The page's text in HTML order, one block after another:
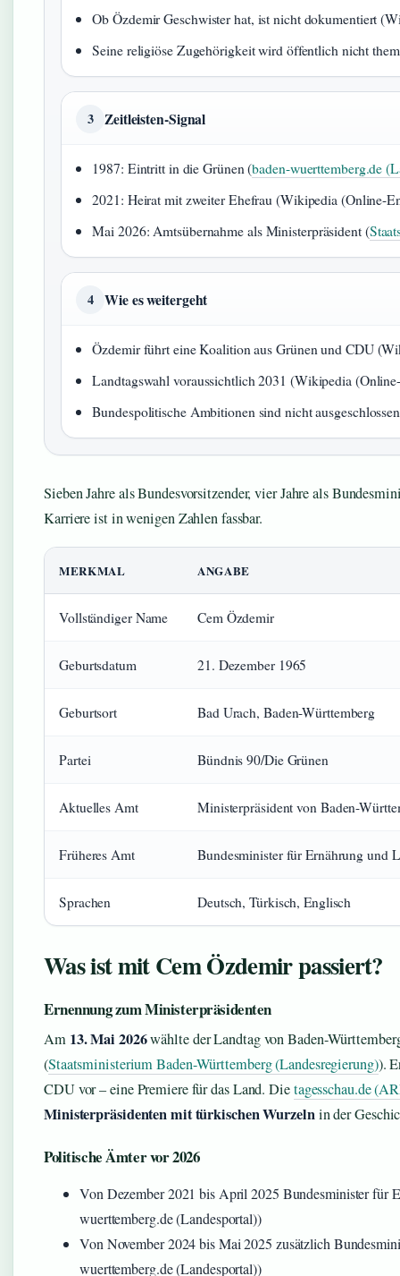
Ob Özdemir Geschwister hat, ist nicht dokumentiert
Seine religiöse Zugehörigkeit wird öffentlich nicht
3 Zeitleisten-Signal
1987: Eintritt in die Grünen (baden-wuerttemberg.de
2021: Heirat mit zweiter Ehefrau (Wikipedia (Online-
Mai 2026: Amtsübernahme als Ministerpräsident (
4 Wie es weitergeht
Özdemir führt eine Koalition aus Grünen und CDU
Landtagswahl voraussichtlich 2031 (Wikipedia
Bundespolitische Ambitionen sind nicht
Sieben Jahre als Bundesvorsitzender, vier Jahre als
Karriere ist in wenigen Zahlen fassbar.
MERKMAL ANGABE
Vollständiger Name Cem Özdemir
Geburtsdatum 21. Dezember 1965
Geburtsort Bad Urach, Baden-Württemberg
Partei Bündnis 90/Die Grünen
Aktuelles Amt Ministerpräsident von Baden-
Früheres Amt Bundesminister für Ernährung und
Sprachen Deutsch, Türkisch, Englisch
Was ist mit Cem Özdemir passiert?
Ernennung zum Ministerpräsidenten
Am 13. Mai 2026wählte der Landtag von Baden-
(Staatsministerium Baden-Württemberg (Landesregierung)).
CDU vor – eine Premiere für das Land. Dietagesschau.de
Ministerpräsidenten mit türkischen Wurzelnin der
Politische Ämter vor 2026
Von Dezember 2021 bis April 2025 Bundesminister für
wuerttemberg.de (Landesportal))
Von November 2024 bis Mai 2025 zusätzlich
wuerttemberg.de (Landesportal))